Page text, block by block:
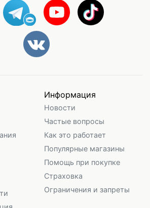
Информация
Новости
Частые вопросы
Как это работает
Популярные магазины
Помощь при покупке
Страховка
Ограничения и запреты